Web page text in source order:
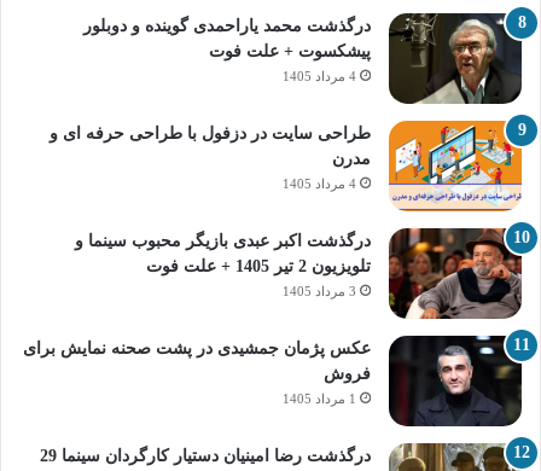
درگذشت محمد یاراحمدی گوینده و دوبلور
پیشکسوت + علت فوت
4 مرداد 1405
طراحی سایت در دزفول با طراحی حرفه‌ ای و
مدرن
4 مرداد 1405
درگذشت اکبر عبدی بازیگر محبوب سینما و
تلویزیون 2 تیر 1405 + علت فوت
3 مرداد 1405
عکس پژمان جمشیدی در پشت صحنه نمایش برای
فروش
1 مرداد 1405
درگذشت رضا امینیان دستیار کارگردان سینما 29